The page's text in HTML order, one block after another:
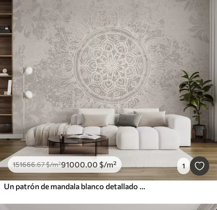
151666.67$/m²91000.00 $/m² 1
Un patrón de mandala blanco detallado sobre un fondo vintage texturizado de color gris claro